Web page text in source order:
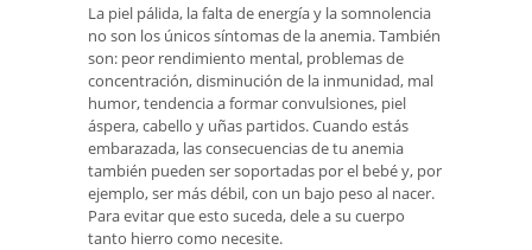
La piel pálida, la falta de energía y la somnolencia
no son los únicos síntomas de la anemia. También
son: peor rendimiento mental, problemas de
concentración, disminución de la inmunidad, mal
humor, tendencia a formar convulsiones, piel
áspera, cabello y uñas partidos. Cuando estás
embarazada, las consecuencias de tu anemia
también pueden ser soportadas por el bebé y, por
ejemplo, ser más débil, con un bajo peso al nacer.
Para evitar que esto suceda, dele a su cuerpo
tanto hierro como necesite.